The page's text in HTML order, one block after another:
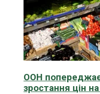
ООН
зростання цін